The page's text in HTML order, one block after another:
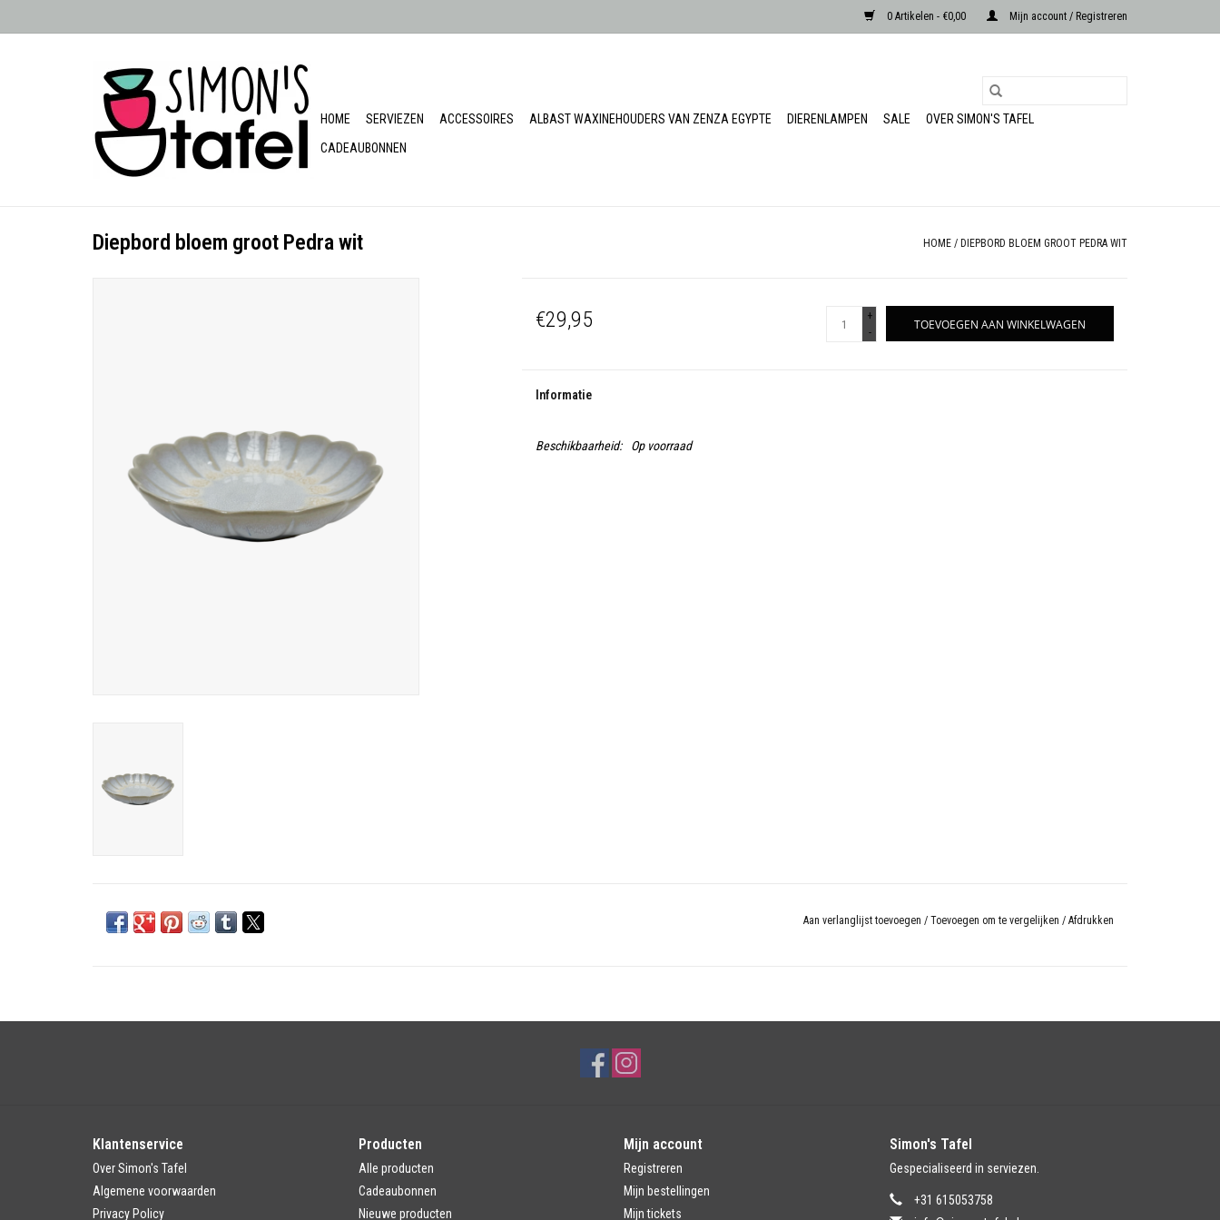
0 Artikelen - €0,00 Mijn account / Registreren
HOME SERVIEZEN ACCESSOIRES ALBAST WAXINEHOUDERS VAN ZENZA EGYPTE DIERENLAMPEN SALE
OVER SIMON'S TAFEL
CADEAUBONNEN
Diepbord bloem groot Pedra wit HOME / DIEPBORD BLOEM GROOT PEDRA WIT
€29,95
+
-
TOEVOEGEN AAN WINKELWAGEN
Informatie
Beschikbaarheid: Op voorraad
Aan verlanglijst toevoegen / Toevoegen om te vergelijken / Afdrukken
Klantenservice
Over Simon's Tafel
Algemene voorwaarden
Privacy Policy
Producten
Alle producten
Cadeaubonnen
Nieuwe producten
Mijn account
Registreren
Mijn bestellingen
Mijn tickets
Simon's Tafel
Gespecialiseerd in serviezen.
+31 615053758